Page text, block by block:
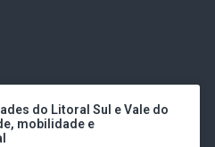
do Litoral Sul e Vale do
mobilidade e